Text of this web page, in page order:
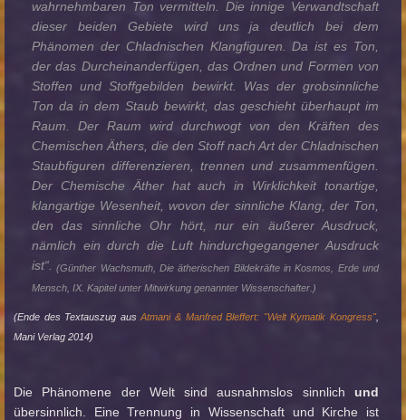
wahrnehmbaren Ton vermitteln. Die innige Verwandtschaft
dieser beiden Gebiete wird uns ja deutlich bei dem
Phänomen der Chladnischen Klangfiguren. Da ist es Ton,
der das Durcheinanderfügen, das Ordnen und Formen von
Stoffen und Stoffgebilden bewirkt. Was der grobsinnliche
Ton da in dem Staub bewirkt, das geschieht überhaupt im
Raum. Der Raum wird durchwogt von den Kräften des
Chemischen Äthers, die den Stoff nach Art der Chladnischen
Staubfiguren differenzieren, trennen und zusammenfügen.
Der Chemische Äther hat auch in Wirklichkeit tonartige,
klangartige Wesenheit, wovon der sinnliche Klang, der Ton,
den das sinnliche Ohr hört, nur ein äußerer Ausdruck,
nämlich ein durch die Luft hindurchgegangener Ausdruck
ist“.
(Günther Wachsmuth, Die ätherischen Bildekräfte in Kosmos, Erde und
Mensch, IX. Kapitel unter Mitwirkung genannter Wissenschafter.)
(Ende des Textauszug ausAtmani & Manfred Bleffert: "Welt Kymatik Kongress",
Mani Verlag 2014)
Die Phänomene der Welt sind ausnahmslos sinnlich und
übersinnlich. Eine Trennung in Wissenschaft und Kirche ist